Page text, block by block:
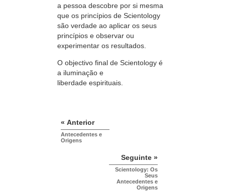
a pessoa descobre por si mesma
que os princípios de Scientology
são verdade ao aplicar os seus
princípios e observar ou
experimentar os resultados.
O objectivo final de Scientology é
a iluminação e
liberdade espirituais.
« Anterior
Antecedentes e
Origens
Seguinte »
Scientology: Os
Seus
Antecedentes e
Origens